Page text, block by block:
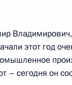
на 80-летие
этот год
– сегодня он